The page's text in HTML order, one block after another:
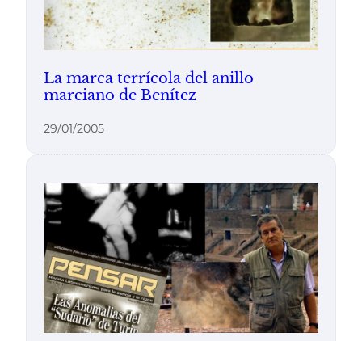
La marca terrícola del anillo
marciano de Benítez
29/01/2005